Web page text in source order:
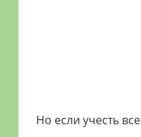
Но если учесть